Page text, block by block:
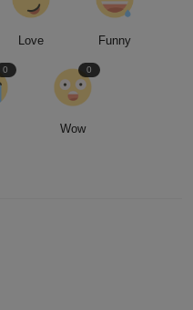
Love Funny
0
Wow
0